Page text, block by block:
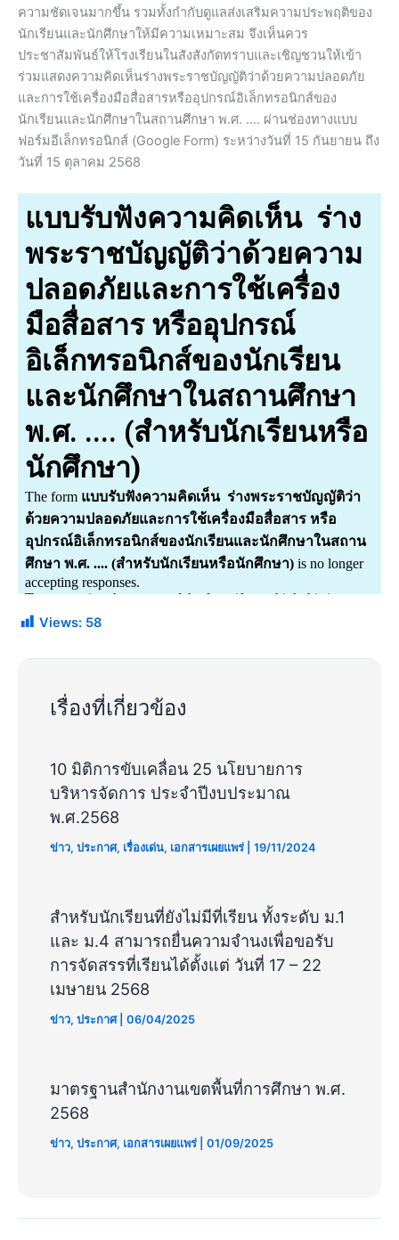
ความชัดเจนมากขึ้น รวมทั้งกำกับดูแลส่งเสริมความประพฤติของ
นักเรียนและนักศึกษาให้มีความเหมาะสม จึงเห็นควร
ประชาสัมพันธ์ให้โรงเรียนในสังสังกัดทราบและเชิญชวนให้เข้า
ร่วมแสดงความคิดเห็นร่างพระราชบัญญัติว่าด้วยความปลอดภัย
และการใช้เครื่องมือสื่อสารหรืออุปกรณ์อิเล็กทรอนิกส์ของ
นักเรียนและนักศึกษาในสถานศึกษา พ.ศ. …. ผ่านช่องทางแบบ
ฟอร์มอีเล็กทรอนิกส์ (Google Form) ระหว่างวันที่ 15 กันยายน ถึง
วันที่ 15 ตุลาคม 2568
Views: 58
เรื่องที่เกี่ยวข้อง
10 มิติการขับเคลื่อน 25 นโยบายการ
บริหารจัดการ ประจำปีงบประมาณ
พ.ศ.2568
ข่าว,ประกาศ, เรื่องเด่น, เอกสารเผยแพร่ |19/11/2024
สำหรับนักเรียนที่ยังไม่มีที่เรียน ทั้งระดับ ม.1
และ ม.4 สามารถยื่นความจำนงเพื่อขอรับ
การจัดสรรที่เรียนได้ตั้งแต่ วันที่ 17 – 22
เมษายน 2568
ข่าว,ประกาศ|06/04/2025
มาตรฐานสำนักงานเขตพื้นที่การศึกษา พ.ศ.
2568
ข่าว,ประกาศ, เอกสารเผยแพร่ |01/09/2025